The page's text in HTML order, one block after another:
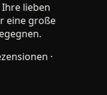
lieben
eine große
·